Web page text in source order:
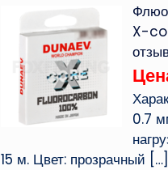
X-
0.7
15 м. Цвет: прозрачный […]